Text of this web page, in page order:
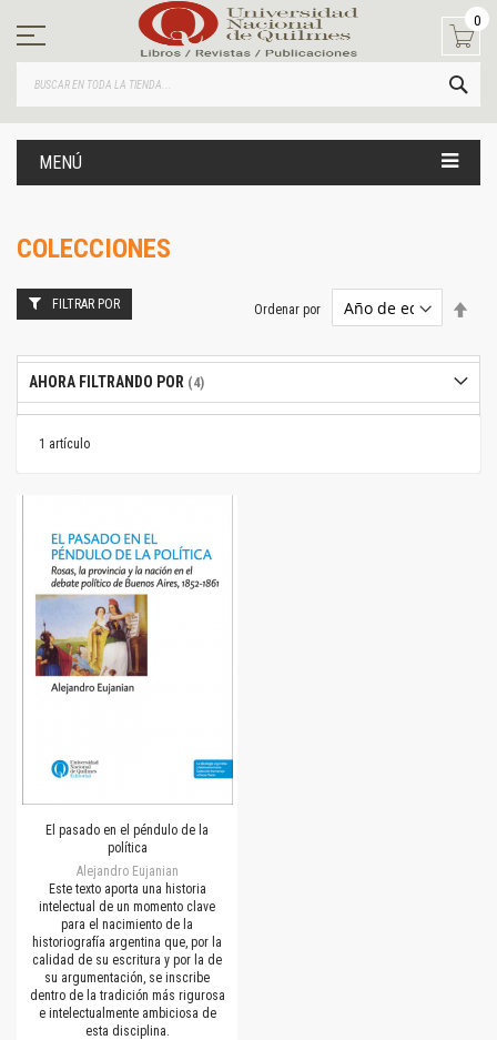
contenido
0
MENÚ
COLECCIONES
1 artículo
Ordenar por
El pasado en el péndulo de la
política
Alejandro Eujanian
Este texto aporta una historia
intelectual de un momento clave
para el nacimiento de la
historiografía argentina que, por la
calidad de su escritura y por la de
su argumentación, se inscribe
dentro de la tradición más rigurosa
e intelectualmente ambiciosa de
esta disciplina.
FILTRAR POR
AHORA FILTRANDO POR